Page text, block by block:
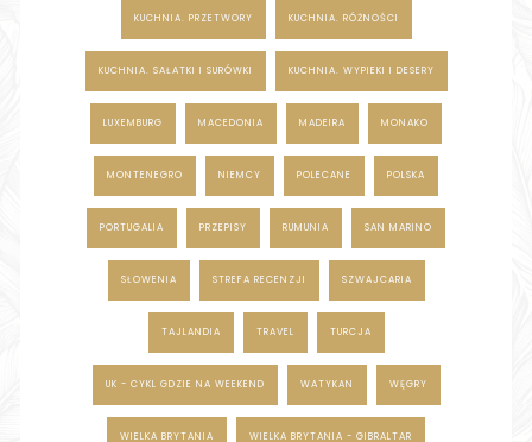
KUCHNIA. PRZETWORY KUCHNIA. RÓŻNOŚCI
KUCHNIA. SAŁATKI I SURÓWKI KUCHNIA. WYPIEKI I DESERY
LUXEMBURG MACEDONIA MADEIRA MONAKO
MONTENEGRO NIEMCY POLECANE POLSKA
PORTUGALIA PRZEPISY RUMUNIA SAN MARINO
SŁOWENIA STREFA RECENZJI SZWAJCARIA
TAJLANDIA TRAVEL TURCJA
UK - CYKL GDZIE NA WEEKEND WATYKAN WĘGRY
WIELKA BRYTANIA WIELKA BRYTANIA - GIBRALTAR